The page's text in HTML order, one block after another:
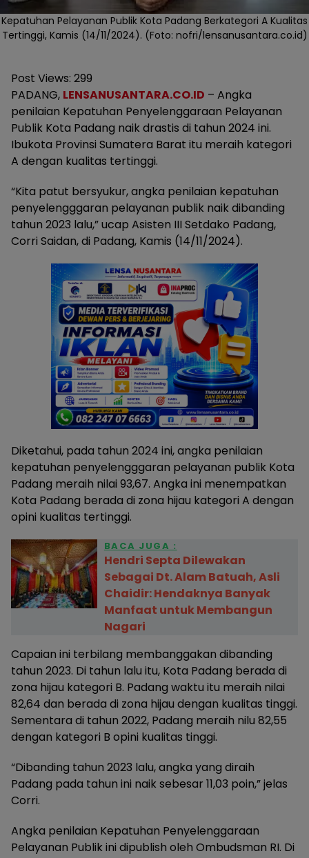
Kepatuhan Pelayanan Publik Kota Padang Berkategori A Kualitas
Tertinggi, Kamis (14/11/2024). (Foto: nofri/lensanusantara.co.id)
Post Views: 299
PADANG, LENSANUSANTARA.CO.ID – Angka
penilaian Kepatuhan Penyelenggaraan Pelayanan
Publik Kota Padang naik drastis di tahun 2024 ini.
Ibukota Provinsi Sumatera Barat itu meraih kategori
A dengan kualitas tertinggi.
“Kita patut bersyukur, angka penilaian kepatuhan
penyelengggaran pelayanan publik naik dibanding
tahun 2023 lalu,” ucap Asisten III Setdako Padang,
Corri Saidan, di Padang, Kamis (14/11/2024).
Diketahui, pada tahun 2024 ini, angka penilaian
kepatuhan penyelengggaran pelayanan publik Kota
Padang meraih nilai 93,67. Angka ini menempatkan
Kota Padang berada di zona hijau kategori A dengan
opini kualitas tertinggi.
BACA JUGA :
Hendri Septa Dilewakan
Sebagai Dt. Alam Batuah, Asli
Chaidir: Hendaknya Banyak
Manfaat untuk Membangun
Nagari
Capaian ini terbilang membanggakan dibanding
tahun 2023. Di tahun lalu itu, Kota Padang berada di
zona hijau kategori B. Padang waktu itu meraih nilai
82,64 dan berada di zona hijau dengan kualitas tinggi.
Sementara di tahun 2022, Padang meraih nilu 82,55
dengan kategori B opini kualitas tinggi.
“Dibanding tahun 2023 lalu, angka yang diraih
Padang pada tahun ini naik sebesar 11,03 poin,” jelas
Corri.
Angka penilaian Kepatuhan Penyelenggaraan
Pelayanan Publik ini dipublish oleh Ombudsman RI. Di